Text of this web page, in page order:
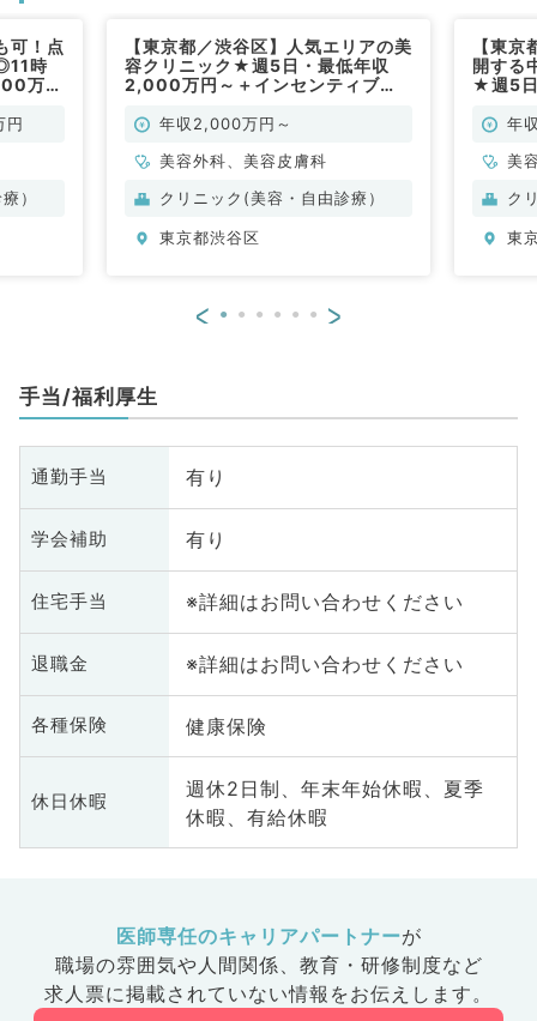
可！点
時
万
円
）
【東京都／渋谷区】人気エリアの美
容クリニック★週5日・最低年収
2,000万円～＋インセンティブ★
事です（美容皮膚科・美容外科／常
年収2,000万円～
美容外科、美容皮膚科
クリニック(美容・自由診療）
東京都渋谷区
【東
開する
★週5
術・年
美
ク
東
< >
手当/福利厚生
通勤手当 有り
学会補助 有り
住宅手当 ※詳細はお問い合わせください
退職金 ※詳細はお問い合わせください
各種保険 健康保険
休日休暇
週休2日制、年末年始休暇、夏季
休暇、有給休暇
医師専任のキャリアパートナーが
職場の雰囲気や人間関係、 教育・研修制度など
求人票に掲載されていない情報をお伝えします。